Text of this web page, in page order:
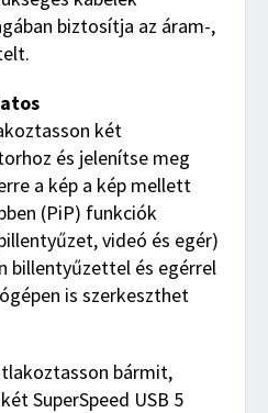
biztosítja az áram-,
két
és jelenítse meg
a kép a kép mellett
(PiP) funkciók
videó és egér)
billentyűzettel és egérrel
is szerkeszthet
bármit,
SuperSpeed USB 5